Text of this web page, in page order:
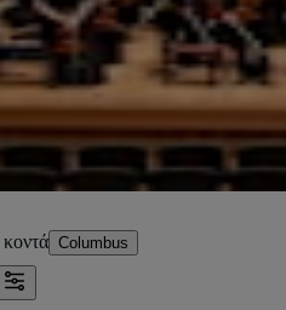
κοντά Columbus